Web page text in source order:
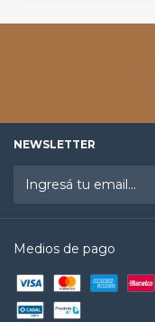
NEWSLETTER
Medios de pago